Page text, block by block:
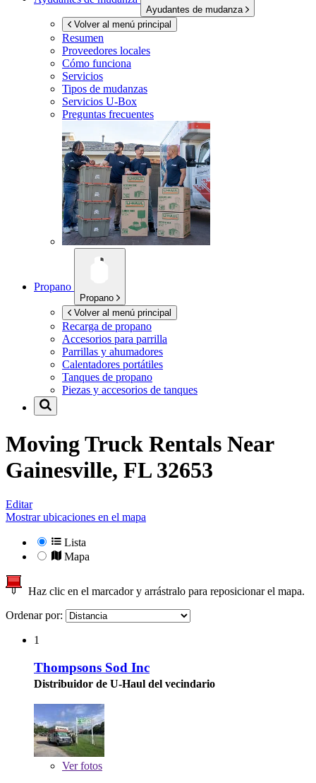
Ayudantes de mudanza
Volver al menú principal
Resumen
Proveedores locales
Cómo funciona
Servicios
Tipos de mudanzas
Servicios U-Box
Preguntas frecuentes
Propano
Propano
Volver al menú principal
Recarga de propano
Accesorios para parrilla
Parrillas y ahumadores
Calentadores portátiles
Tanques de propano
Piezas y accesorios de tanques
Moving Truck Rentals Near
Gainesville, FL 32653
Editar
Mostrar ubicaciones en el mapa
Lista
Mapa
Haz clic en el marcador y arrástralo para reposicionar el mapa.
Ordenar por:
1
Thompsons Sod Inc
Distribuidor de U-Haul del vecindario
Verfotos